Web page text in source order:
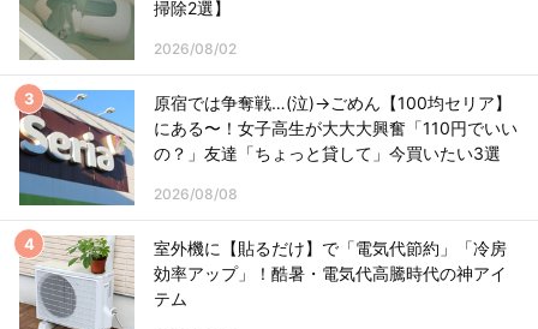
掃除2選】
2026/08/02
原宿では争奪戦…(泣)→ごめん【100均セリア】
にある〜！女子高生が大大大興奮「110円でいい
の？」友達「ちょっと貸して」今買いたい3選
2026/08/08
室外機に【貼るだけ】で「電気代節約」「冷房
効率アップ」！酷暑・電気代高騰時代の神アイ
テム